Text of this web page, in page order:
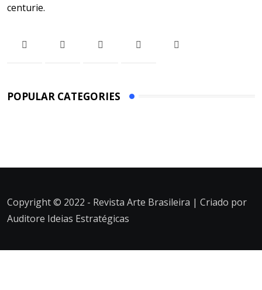
centurie.
POPULAR CATEGORIES
Copyright © 2022 - Revista Arte Brasileira | Criado por
Auditore Ideias Estratégicas